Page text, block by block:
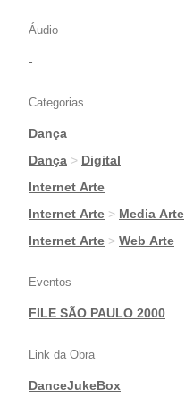
Áudio
-
Categorias
Dança
|Dança > Digital
|Internet Arte
|Internet Arte > Media Arte
|Internet Arte > Web Arte
Eventos
FILE SÃO PAULO 2000
Link da Obra
DanceJukeBox